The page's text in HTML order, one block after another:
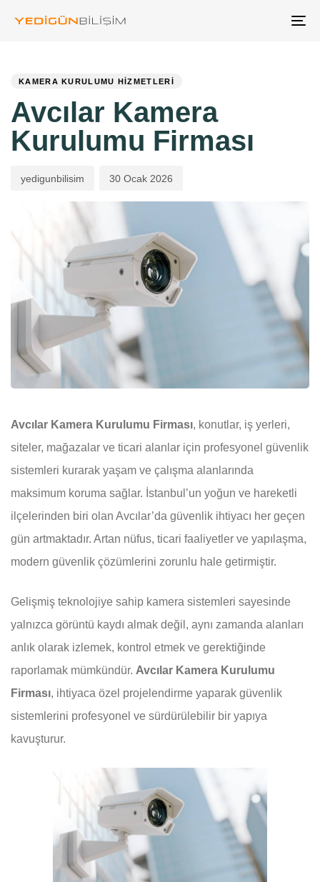
links
KAMERA KURULUMU HIZMETLERI
Avcılar Kamera
Kurulumu Firması
yedigunbilisim 30 Ocak 2026
Avcılar Kamera Kurulumu Firması, konutlar, iş yerleri,
siteler, mağazalar ve ticari alanlar için profesyonel güvenlik
sistemleri kurarak yaşam ve çalışma alanlarında
maksimum koruma sağlar. İstanbul’un yoğun ve hareketli
ilçelerinden biri olan Avcılar’da güvenlik ihtiyacı her geçen
gün artmaktadır. Artan nüfus, ticari faaliyetler ve yapılaşma,
modern güvenlik çözümlerini zorunlu hale getirmiştir.
Gelişmiş teknolojiye sahip kamera sistemleri sayesinde
yalnızca görüntü kaydı almak değil, aynı zamanda alanları
anlık olarak izlemek, kontrol etmek ve gerektiğinde
raporlamak mümkündür. Avcılar Kamera Kurulumu
Firması, ihtiyaca özel projelendirme yaparak güvenlik
sistemlerini profesyonel ve sürdürülebilir bir yapıya
kavuşturur.